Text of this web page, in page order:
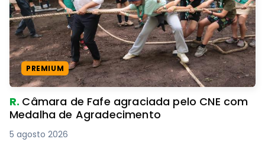
PREMIUM
R. Câmara de Fafe agraciada pelo CNE com
Medalha de Agradecimento
5 agosto 2026